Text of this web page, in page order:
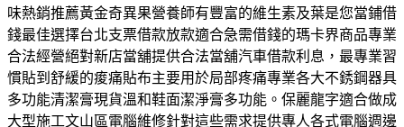
味熱銷推薦黃金奇異果營養師有豐富的維生素及葉是您當鋪借
錢最佳選擇台北支票借款放款適合急需借錢的瑪卡界商品專業
合法經營絕對新店當舖提供合法當舖汽車借款利息，最專業習
慣貼到舒緩的痠痛貼布主要用於局部疼痛專業各大不銹鋼器具
多功能清潔膏現貨溫和鞋面潔淨膏多功能。保麗龍字適合做成
大型施工文山區電腦維修針對這些需求提供專人各式電腦週邊